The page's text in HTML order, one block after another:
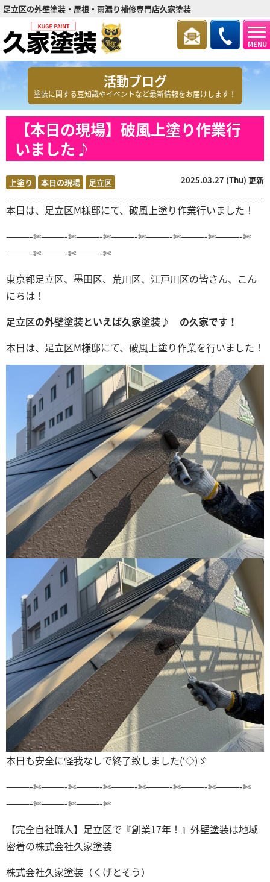
MENU
足立区の外壁塗装・屋根・雨漏り補修専門店久家塗装
活動ブログ
塗装に関する豆知識やイベントなど最新情報をお届けします！
【本日の現場】破風上塗り作業行
いました♪
上塗り 本日の現場 足立区 2025.03.27 (Thu) 更新
本日は、足立区M様邸にて、破風上塗り作業行いました！
———-✄———-✄———-✄———-✄———-✄———-✄———-✄
———-✄———-✄———-✄
東京都足立区、墨田区、荒川区、江戸川区の皆さん、こん
にちは！
足立区の外壁塗装といえば久家塗装♪ の久家です！
本日は、足立区M様邸にて、破風上塗り作業を行いました！
本日も安全に怪我なしで終了致しました(‘◇)ゞ
———-✄———-✄———-✄———-✄———-✄———-✄———-✄
———-✄———-✄———-✄
【完全自社職人】足立区で『創業17年！』外壁塗装は地域
密着の株式会社久家塗装
株式会社久家塗装（くげとそう）